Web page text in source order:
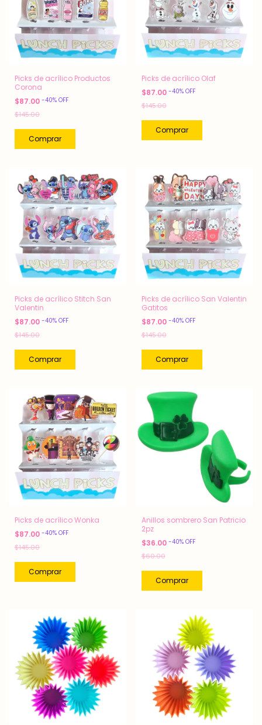
Picks de acrílico Productos
Corona
$87.00 -40% OFF
$145.00
Picks de acrílico Olaf
$87.00 -40% OFF
$145.00
Picks de acrílico Stitch San
Valentin
$87.00 -40% OFF
$145.00
Picks de acrílico San Valentin
Gatitos
$87.00 -40% OFF
$145.00
Picks de acrílico Wonka
$87.00 -40% OFF
$145.00
Anillos sombrero San Patricio
2pz
$36.00 -40% OFF
$60.00